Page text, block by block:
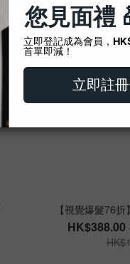
【視覺爆髮76
HK$388.00